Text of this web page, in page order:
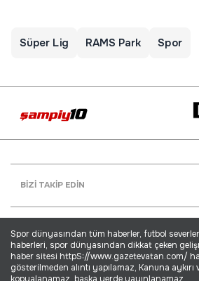
Süper Lig RAMS Park Spor
BİZİ TAKİP EDİN
Spor dünyasından tüm haberler, futbol
haberleri, spor dünyasından dikkat çeken
haber sitesi httpS://www.gazetevatan.com/
gösterilmeden alıntı yapılamaz, Kanuna
kopyalanamaz, başka yerde yayınlanamaz.